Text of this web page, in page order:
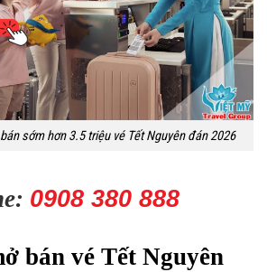
sớm hơn 3.5 triệu vé Tết Nguyên đán 2026
0908 380 888
bán vé Tết Nguyên